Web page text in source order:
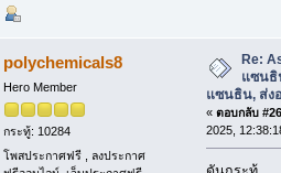
polychemicals8
Hero Member
กระทู้: 10284
โพสประกาศฟรี , ลงประกาศ
Re:
แซนธิ
แซนธิน, ส่ง
« ตอบกลับ
2025,